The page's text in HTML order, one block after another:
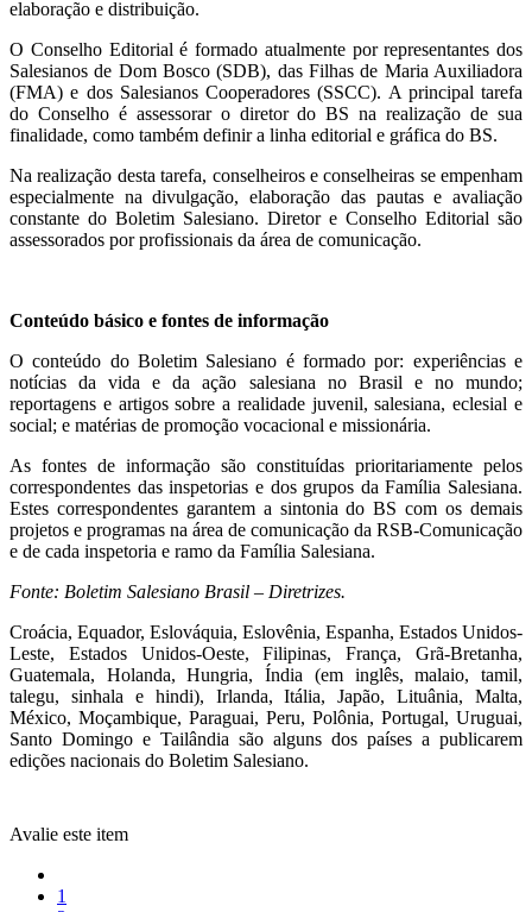
elaboração e distribuição.
O Conselho Editorial é formado atualmente por representantes dos
Salesianos de Dom Bosco (SDB), das Filhas de Maria Auxiliadora
(FMA) e dos Salesianos Cooperadores (SSCC). A principal tarefa
do Conselho é assessorar o diretor do BS na realização de sua
finalidade, como também definir a linha editorial e gráfica do BS.
Na realização desta tarefa, conselheiros e conselheiras se empenham
especialmente na divulgação, elaboração das pautas e avaliação
constante do Boletim Salesiano. Diretor e Conselho Editorial são
assessorados por profissionais da área de comunicação.
Conteúdo básico e fontes de informação
O conteúdo do Boletim Salesiano é formado por: experiências e
notícias da vida e da ação salesiana no Brasil e no mundo;
reportagens e artigos sobre a realidade juvenil, salesiana, eclesial e
social; e matérias de promoção vocacional e missionária.
As fontes de informação são constituídas prioritariamente pelos
correspondentes das inspetorias e dos grupos da Família Salesiana.
Estes correspondentes garantem a sintonia do BS com os demais
projetos e programas na área de comunicação da RSB-Comunicação
e de cada inspetoria e ramo da Família Salesiana.
Fonte: Boletim Salesiano Brasil – Diretrizes.
Croácia, Equador, Eslováquia, Eslovênia, Espanha, Estados Unidos-
Leste, Estados Unidos-Oeste, Filipinas, França, Grã-Bretanha,
Guatemala, Holanda, Hungria, Índia (em inglês, malaio, tamil,
talegu, sinhala e hindi), Irlanda, Itália, Japão, Lituânia, Malta,
México, Moçambique, Paraguai, Peru, Polônia, Portugal, Uruguai,
Santo Domingo e Tailândia são alguns dos países a publicarem
edições nacionais do Boletim Salesiano.
Avalie este item
1